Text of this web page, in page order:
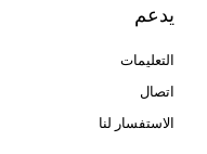
يدعم
التعليمات
اتصال
الاستفسار لنا